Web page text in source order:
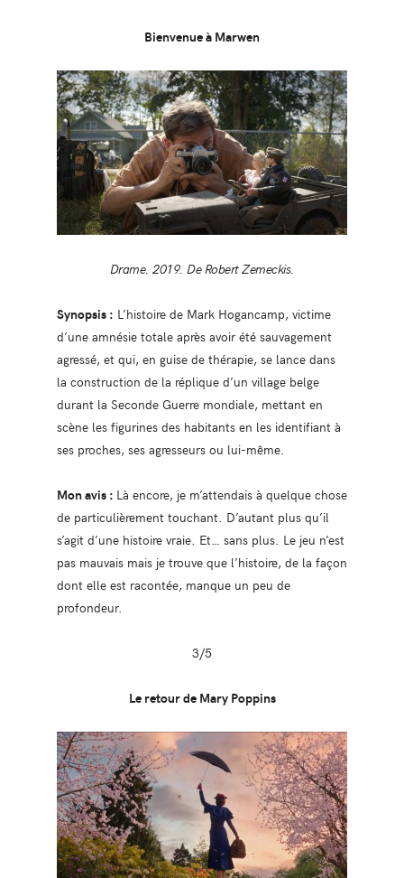
Bienvenue à Marwen
Drame. 2019. De Robert Zemeckis.
Synopsis : L’histoire de Mark Hogancamp, victime
d’une amnésie totale après avoir été sauvagement
agressé, et qui, en guise de thérapie, se lance dans
la construction de la réplique d’un village belge
durant la Seconde Guerre mondiale, mettant en
scène les figurines des habitants en les identifiant à
ses proches, ses agresseurs ou lui-même.
Mon avis : Là encore, je m’attendais à quelque chose
de particulièrement touchant. D’autant plus qu’il
s’agit d’une histoire vraie. Et… sans plus. Le jeu n’est
pas mauvais mais je trouve que l’histoire, de la façon
dont elle est racontée, manque un peu de
profondeur.
3/5
Le retour de Mary Poppins